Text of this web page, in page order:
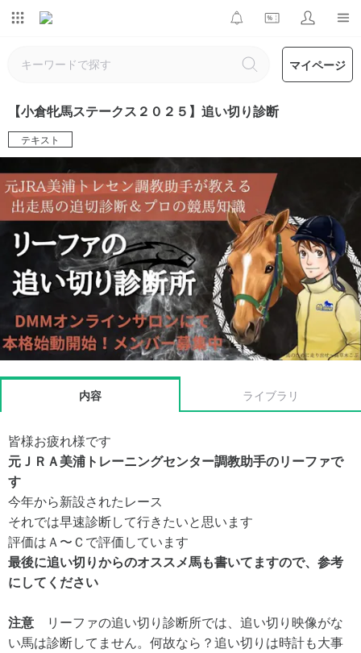
マイページ
【小倉牝馬ステークス２０２５】追い切り診断
テキスト
内容 ライブラリ
皆様お疲れ様です
元ＪＲＡ美浦トレーニングセンター調教助手のリーファで
す
今年から新設されたレース
それでは早速診断して行きたいと思います
評価はＡ〜Ｃで評価しています
最後に追い切りからのオススメ馬も書いてますので、参考
にしてください
注意
リーファの追い切り診断所では、追い切り映像がな
い馬は診断してません。何故なら？追い切りは時計も大事